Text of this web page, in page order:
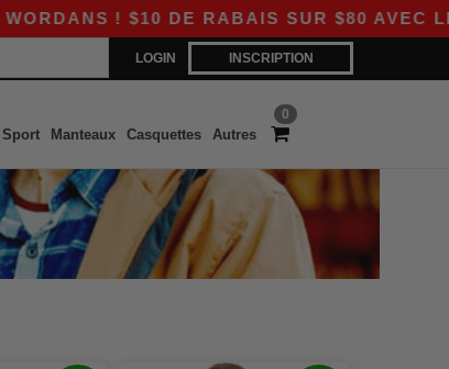
! $10 DE RABAIS SUR $80 AVEC LE
LOGIN INSCRIPTION
0
Sport Manteaux Casquettes Autres